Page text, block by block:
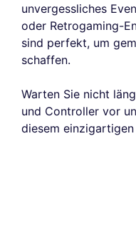
unvergessliches
oder Retrogaming-
sind perfekt, um
schaffen.
Warten Sie nicht
und Controller vor
diesem